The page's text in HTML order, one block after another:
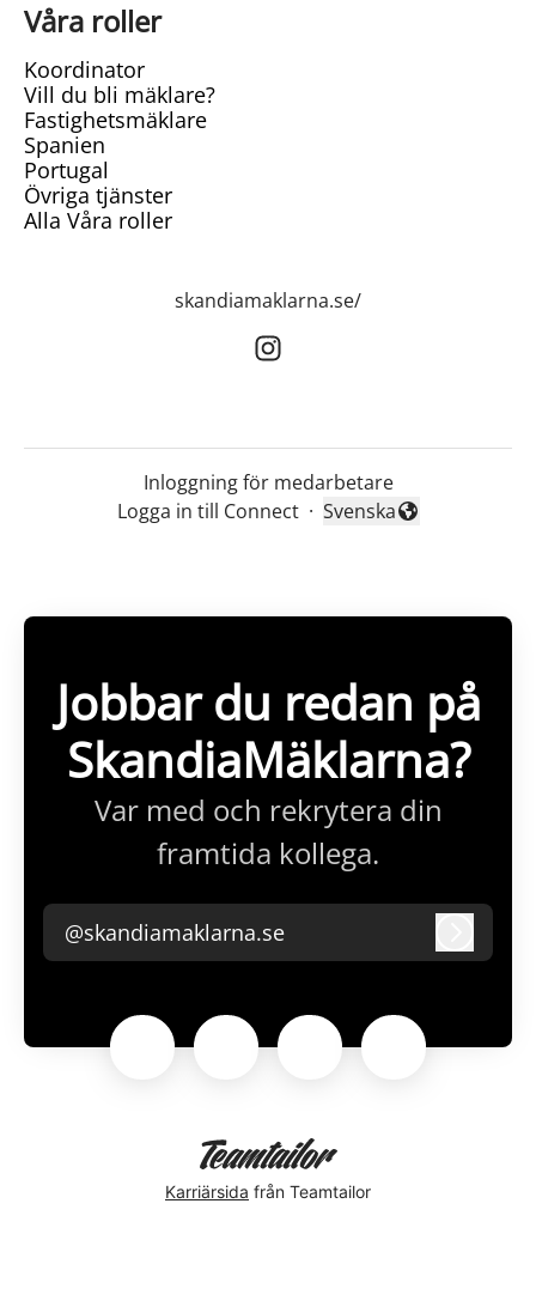
Våra roller
Koordinator
Vill du bli mäklare?
Fastighetsmäklare
Spanien
Portugal
Övriga tjänster
Alla Våra roller
skandiamaklarna.se/
Inloggning för medarbetare
Logga in till Connect · Byt språk
Svenska
Jobbar du redan på
SkandiaMäklarna?
Var med och rekrytera din
framtida kollega.
@skandiamaklarna.se
Karriärsida från Teamtailor